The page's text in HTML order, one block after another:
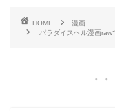
HOME
漫画
パラダイスヘル漫画raw